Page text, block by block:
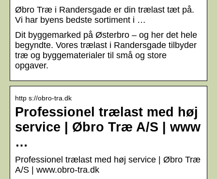
Øbro Træ i Randersgade er din trælast tæt på.
Vi har byens bedste sortiment i …
Dit byggemarked på Østerbro – og her det hele
begyndte. Vores trælast i Randersgade tilbyder
træ og byggematerialer til små og store
opgaver.
http s://obro-tra.dk
Professionel trælast med høj
service | Øbro Træ A/S | www
…
Professionel trælast med høj service | Øbro Træ
A/S | www.obro-tra.dk